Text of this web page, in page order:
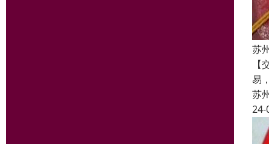
苏
易
苏
24-